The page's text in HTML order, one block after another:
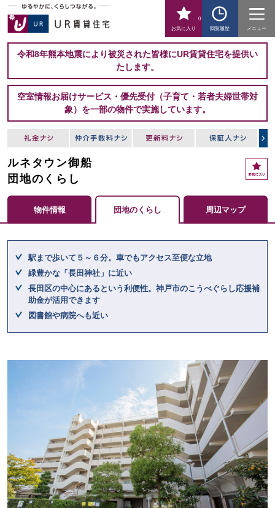
お気に入り
0
閲覧履歴
メニュー
令和8年熊本地震により被災された皆様にUR賃貸住宅を提供い
たします。
空室情報お届けサービス・優先受付（子育て・若者夫婦世帯対
象）を一部の物件で実施しています。
ルネタウン御船
団地のくらし
お
気
入
り
物件情報 団地のくらし 周辺マップ
駅まで歩いて５～６分。車でもアクセス至便な立地
緑豊かな「長田神社」に近い
長田区の中心にあるという利便性。神戸市のこうべぐらし応援補
助金が活用できます
図書館や病院へも近い